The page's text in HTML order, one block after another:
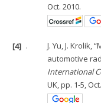
Oct. 2010.
[4] .
J. Yu, J. Krolik,
automotive
International
UK, pp. 1-5,